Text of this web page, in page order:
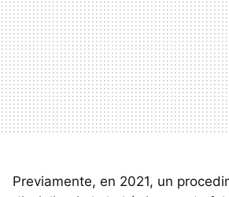
Previamente, en 2021, un